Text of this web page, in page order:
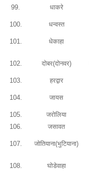
99. धाकरे
100.
धन्वस्त
101. धेकाहा
102. दोबर(दोनवर)
103.
हरद्वार
104. जायस
105. जरोलिया
106.
जसावत
107. जोतियाना(भुटियाना)
108. घोडेवाहा